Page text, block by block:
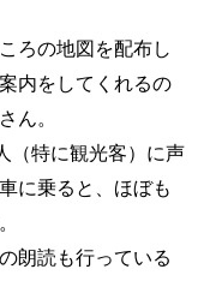
ろの地図を配布し
内をしてくれるの
ん。
（特に観光客）に声
に乗ると、ほぼも
朗読も行っている